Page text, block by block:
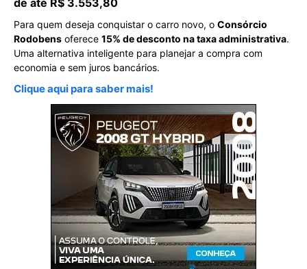
Para quem deseja conquistar o carro novo, o Consórcio
Rodobens oferece 15% de desconto na taxa administrativa.
Uma alternativa inteligente para planejar a compra com
economia e sem juros bancários.
Clique aqui para saber mais!